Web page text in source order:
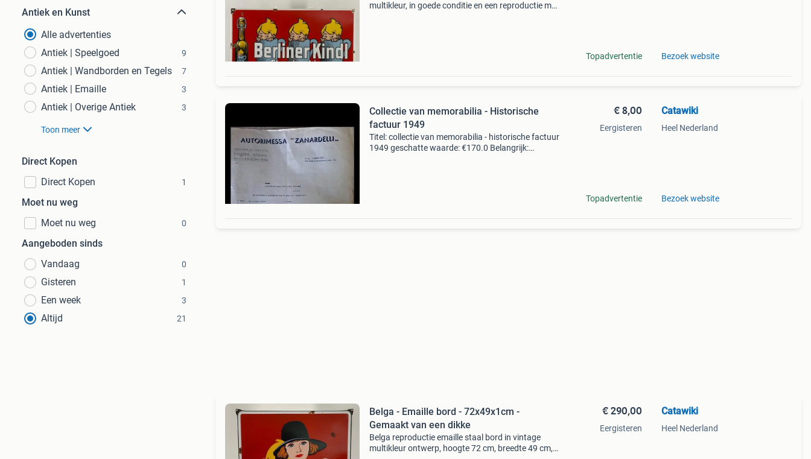
Antiek en Kunst
Alle advertenties
Antiek | Speelgoed
9
Antiek | Wandborden en Tegels 7
Antiek | Emaille 3
Antiek | Overige Antiek 3
Toon meer
Direct Kopen
Direct Kopen
1
Moet nu weg
Moet nu weg
0
Aangeboden sinds
Vandaag
0
Gisteren 1
Een week 3
Altijd 21
multikleur, in goede conditie en een reproductie met
Topadvertentie Bezoek website
Collectie van memorabilia - Historische
factuur 1949
Titel: collectie van memorabilia - historische factuur
1949 geschatte waarde: €170.0 Belangrijk:
€ 8,00
Eergisteren
Topadvertentie
Catawiki
Heel Nederland
Bezoek website
Belga - Emaille bord - 72x49x1cm -
Gemaakt van een dikke
Belga reproductie emaille staal bord in vintage
multikleur ontwerp, hoogte 72 cm, breedte 49 cm,
€ 290,00
Eergisteren
Catawiki
Heel Nederland